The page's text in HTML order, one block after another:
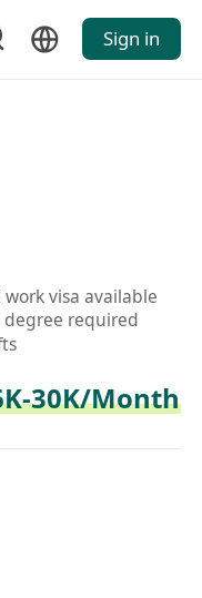
Sign in
work visa available
degree required
30K/Month